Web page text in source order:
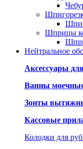
Шприцы
Нейтральное
Аксессуары
Ванны
Зонты
Кассовые
Колодки для